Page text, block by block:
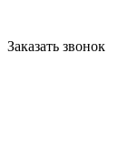
Заказать звонок